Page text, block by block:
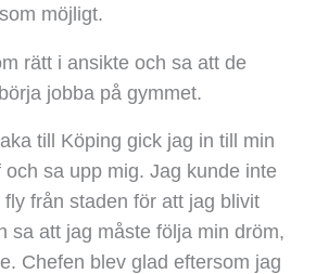
möjligt.
rätt i ansikte och sa att de
jobba på gymmet.
till Köping gick jag in till min
sa upp mig. Jag kunde inte
från staden för att jag blivit
sa att jag måste följa min dröm,
Chefen blev glad eftersom jag